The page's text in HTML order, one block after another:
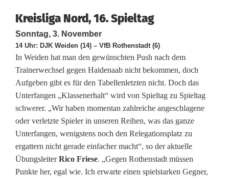
e
i
s
l
i
g
a
N
o
Kreisliga Nord, 16. Spieltag
Sonntag, 3. November
14 Uhr: DJK Weiden (14) – VfB Rothenstadt (6)
In Weiden hat man den gewünschten Push nach dem
Trainerwechsel gegen Haidenaab nicht bekommen, doch
Aufgeben gibt es für den Tabellenletzten nicht. Doch das
Unterfangen „Klassenerhalt“ wird von Spieltag zu Spieltag
schwerer. „Wir haben momentan zahlreiche angeschlagene
oder verletzte Spieler in unseren Reihen, was das ganze
Unterfangen, wenigstens noch den Relegationsplatz zu
ergattern nicht gerade einfacher macht“, so der aktuelle
ÜbungsleiterRico Friese. „Gegen Rothenstadt müssen
Punkte her, egal wie. Ich erwarte einen spielstarken Gegner,